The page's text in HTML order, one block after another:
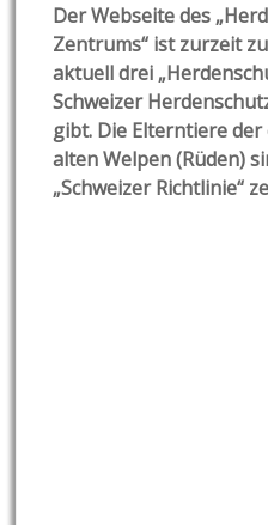
Der Webseite des
Zentrums“ ist zurzeit
aktuell drei
Schweizer
gibt. Die Elterntiere
alten Welpen (Rüden)
„Schweizer Richtlinie“